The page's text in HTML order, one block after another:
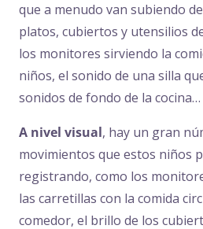
que a menudo van subiendo
platos, cubiertos y utensilios
los monitores sirviendo la
niños, el sonido de una silla
sonidos de fondo de la cocina…
A nivel visual, hay un gran
movimientos que estos niños
registrando, como los
las carretillas con la comida
comedor, el brillo de los